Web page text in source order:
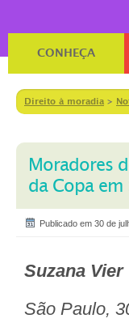
CONHEÇA
Direito à moradia >
Moradores
da Copa em
Publicado em 30 de
Suzana Vier
São Paulo,